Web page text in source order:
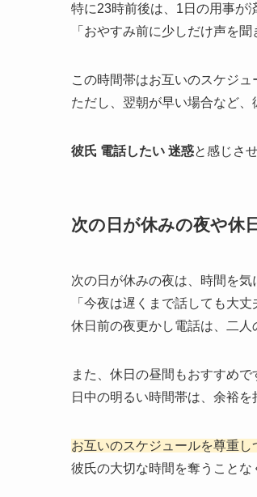
特に23時前後は、1日の用事が
「おやすみ前に少しだけ声を
この時間帯はお互いのスケジュ
ただし、翌朝が早い場合など、
彼氏 電話したい 迷惑と感じさ
次の日が休みの夜や休
次の日が休みの夜は、時間を気
「今夜は遅くまで話しても大
休日前の夜更かし電話は、二人
また、休日の昼間もおすすめで
日中の明るい時間帯は、余裕
お互いのスケジュールを尊重
彼氏の大切な時間を奪うことな